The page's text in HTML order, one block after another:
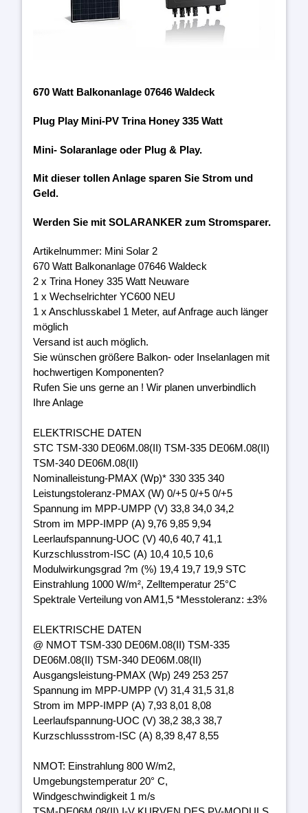
670 Watt Balkonanlage 07646 Waldeck
Plug Play Mini-PV Trina Honey 335 Watt
Mini- Solaranlage oder Plug & Play.
Mit dieser tollen Anlage sparen Sie Strom und
Geld.
Werden Sie mit SOLARANKER zum Stromsparer.
Artikelnummer: Mini Solar 2
670 Watt Balkonanlage 07646 Waldeck
2 x Trina Honey 335 Watt Neuware
1 x Wechselrichter YC600 NEU
1 x Anschlusskabel 1 Meter, auf Anfrage auch länger
möglich
Versand ist auch möglich.
Sie wünschen größere Balkon- oder Inselanlagen mit
hochwertigen Komponenten?
Rufen Sie uns gerne an ! Wir planen unverbindlich
Ihre Anlage
ELEKTRISCHE DATEN
STC TSM-330 DE06M.08(II) TSM-335 DE06M.08(II)
TSM-340 DE06M.08(II)
Nominalleistung-PMAX (Wp)* 330 335 340
Leistungstoleranz-PMAX (W) 0/+5 0/+5 0/+5
Spannung im MPP-UMPP (V) 33,8 34,0 34,2
Strom im MPP-IMPP (A) 9,76 9,85 9,94
Leerlaufspannung-UOC (V) 40,6 40,7 41,1
Kurzschlusstrom-ISC (A) 10,4 10,5 10,6
Modulwirkungsgrad ?m (%) 19,4 19,7 19,9 STC
Einstrahlung 1000 W/m², Zelltemperatur 25°C
Spektrale Verteilung von AM1,5 *Messtoleranz: ±3%
ELEKTRISCHE DATEN
@ NMOT TSM-330 DE06M.08(II) TSM-335
DE06M.08(II) TSM-340 DE06M.08(II)
Ausgangsleistung-PMAX (Wp) 249 253 257
Spannung im MPP-UMPP (V) 31,4 31,5 31,8
Strom im MPP-IMPP (A) 7,93 8,01 8,08
Leerlaufspannung-UOC (V) 38,2 38,3 38,7
Kurzschlussstrom-ISC (A) 8,39 8,47 8,55
NMOT: Einstrahlung 800 W/m2,
Umgebungstemperatur 20° C,
Windgeschwindigkeit 1 m/s